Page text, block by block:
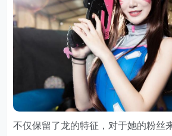
不仅保留了龙的特征，对于她的粉丝